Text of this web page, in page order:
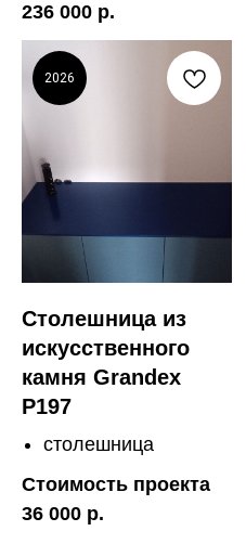
236 000 р.
2026
Столешница из
искусственного
камня Grandex
P197
столешница
Стоимость проекта
36 000 р.